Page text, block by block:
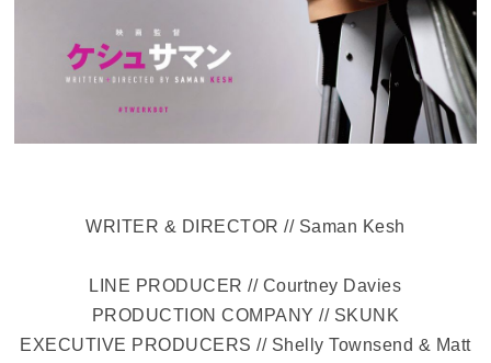
WRITER & DIRECTOR // Saman Kesh
LINE PRODUCER // Courtney Davies
PRODUCTION COMPANY // SKUNK
EXECUTIVE PRODUCERS // Shelly Townsend & Matt